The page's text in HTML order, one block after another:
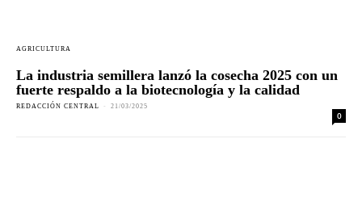
AGRICULTURA
La industria semillera lanzó la cosecha 2025 con un
fuerte respaldo a la biotecnología y la calidad
REDACCIÓN CENTRAL - 21/03/2025
0